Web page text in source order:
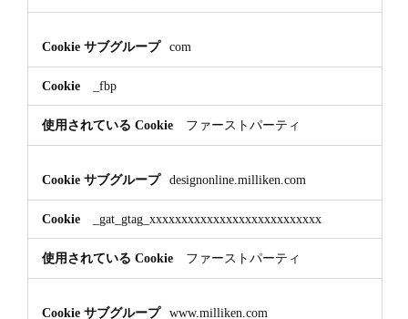
com
_fbp
ファーストパーティ
designonline.milliken.com
_gat_gtag_xxxxxxxxxxxxxxxxxxxxxxxxxxx
ファーストパーティ
www.milliken.com